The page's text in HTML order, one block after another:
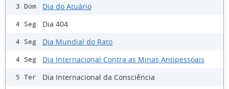
3 Dom Dia do Atuário
4 Seg Dia 404
4 Seg Dia Mundial do Rato
4 Seg Dia Internacional Contra as Minas Antipessoais
5 Ter Dia Internacional da Consciência